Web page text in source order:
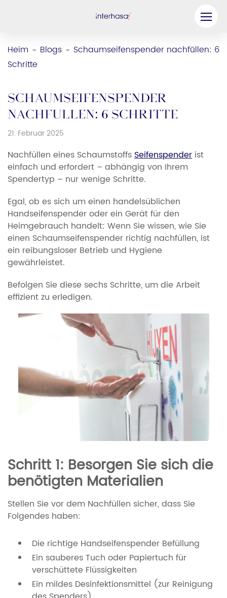
Heim - Blogs - Schaumseifenspender nachfüllen: 6
Schritte
Schaumseifenspender
nachfüllen: 6 Schritte
21. Februar 2025
Nachfüllen eines SchaumstoffsSeifenspender ist
einfach und erfordert – abhängig von Ihrem
Spendertyp – nur wenige Schritte.
Egal, ob es sich um einen handelsüblichen
Handseifenspender oder ein Gerät für den
Heimgebrauch handelt: Wenn Sie wissen, wie Sie
einen Schaumseifenspender richtig nachfüllen, ist
ein reibungsloser Betrieb und Hygiene
gewährleistet.
Befolgen Sie diese sechs Schritte, um die Arbeit
effizient zu erledigen.
Schritt 1: Besorgen Sie sich die
benötigten Materialien
Stellen Sie vor dem Nachfüllen sicher, dass Sie
Folgendes haben:
Die richtige Handseifenspender Befüllung
Ein sauberes Tuch oder Papiertuch für
verschüttete Flüssigkeiten
Ein mildes Desinfektionsmittel (zur Reinigung
Produkt
Unternehmen
Lösung
Ressourcen
Kontaktieren Sie uns